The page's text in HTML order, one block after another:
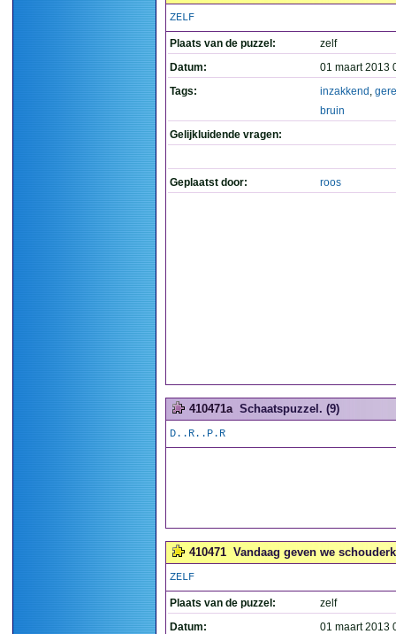
ZELF
Plaats van de puzzel:
zelf
Datum:
01 maart 2013
Tags:
inzakkend ,
bruin
Gelijkluidende vragen:
Geplaatst door: roos
410471a Schaatspuzzel. (9)
D..R..P.R
410471 Vandaag geven we
ZELF
Plaats van de puzzel:
zelf
Datum:
01 maart 2013